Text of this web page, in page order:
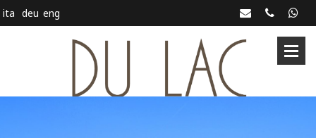
ita deu eng